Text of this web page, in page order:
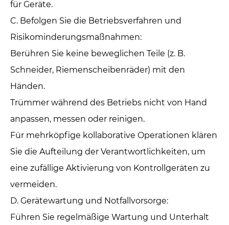
für Geräte.‌
C. Befolgen Sie die Betriebsverfahren und
Risikominderungsmaßnahmen: ‌
Berühren Sie keine beweglichen Teile (z. B.
Schneider, Riemenscheibenräder) mit den
Händen.
Trümmer während des Betriebs nicht von Hand
anpassen, messen oder reinigen.
Für mehrköpfige kollaborative Operationen klären
Sie die Aufteilung der Verantwortlichkeiten, um
eine zufällige Aktivierung von Kontrollgeräten zu
vermeiden.
D. Gerätewartung und Notfallvorsorge: ‌
Führen Sie regelmäßige Wartung und Unterhalt